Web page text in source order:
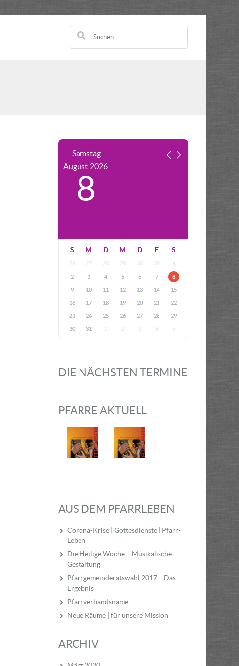
Samstag
August 2026
8
S M D M D F S
26 27 28 29 30 31 1
2 3 4 5 6 7 8
9 10 11 12 13 14 15
16 17 18 19 20 21 22
23 24 25 26 27 28 29
30 31 1 2 3 4 5
DIE NÄCHSTEN TERMINE
PFARRE AKTUELL
AUS DEM PFARRLEBEN
Corona-Krise | Gottesdienste | Pfarr-
Leben
Die Heilige Woche – Musikalische
Gestaltung
Pfarrgemeinderatswahl 2017 – Das
Ergebnis
Pfarrverbandsname
Neue Räume | für unsere Mission
ARCHIV